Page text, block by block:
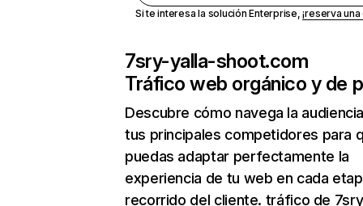
Si te interesa la solución Enterprise,¡reserva
7sry-yalla-shoot.com
Tráfico web orgánico y de
Descubre cómo navega la
tus principales competidores para
puedas adaptar perfectamente la
experiencia de tu web en cada
recorrido del cliente. tráfico de